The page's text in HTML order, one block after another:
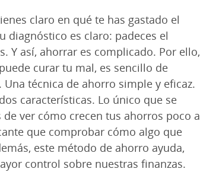
claro en qué te has gastado el
diagnóstico es claro: padeces el
Y así, ahorrar es complicado. Por ello,
curar tu mal, es sencillo de
técnica de ahorro simple y eficaz.
características. Lo único que se
ver cómo crecen tus ahorros poco a
que comprobar cómo algo que
este método de ahorro ayuda,
control sobre nuestras finanzas.